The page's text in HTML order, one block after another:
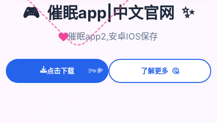
🎮 催眠app|中文官网 ✨
催眠app2,安卓IOS保存
点击下载 ✨⭐💫 了解更多 🤔